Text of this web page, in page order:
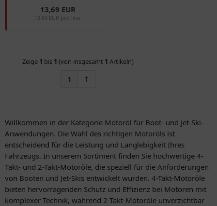
13,69 EUR
13,69 EUR pro liter
Zeige 1 bis 1 (von insgesamt 1 Artikeln)
1
Willkommen in der Kategorie Motoröl für Boot- und Jet-Ski-
Anwendungen. Die Wahl des richtigen Motoröls ist
entscheidend für die Leistung und Langlebigkeit Ihres
Fahrzeugs. In unserem Sortiment finden Sie hochwertige 4-
Takt- und 2-Takt-Motoröle, die speziell für die Anforderungen
von Booten und Jet-Skis entwickelt wurden. 4-Takt-Motoröle
bieten hervorragenden Schutz und Effizienz bei Motoren mit
komplexer Technik, während 2-Takt-Motoröle unverzichtbar